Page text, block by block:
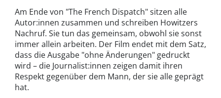
Am Ende von "The French Dispatch" sitzen alle
Autor:innen zusammen und schreiben Howitzers
Nachruf. Sie tun das gemeinsam, obwohl sie sonst
immer allein arbeiten. Der Film endet mit dem Satz,
dass die Ausgabe "ohne Änderungen" gedruckt
wird – die Journalist:innen zeigen damit ihren
Respekt gegenüber dem Mann, der sie alle geprägt
hat.